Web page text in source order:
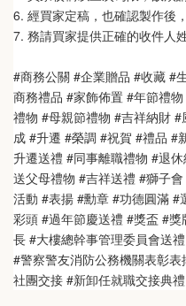
6. 經買家定稿，也確認製作後
7. 務請買家提供正確的收件人
#商務公關 #企業贈品 #收藏 #
商務禮品 #家飾佈置 #年節禮
禮物 #母親節禮物 #吉祥納財
成 #升遷 #榮調 #祝賀 #禮品 #
升遷送禮 #同事離職禮物 #退
送父母禮物 #吉祥送禮 #獅子
活動 #表揚 #勳章 #功德圓滿
彩頭 #過年節慶送禮 #獎盃 #
長 #大樓總幹事管理委員會送
#警察警友消防公務機關表彰
社團交接 #新卸任就職交接典